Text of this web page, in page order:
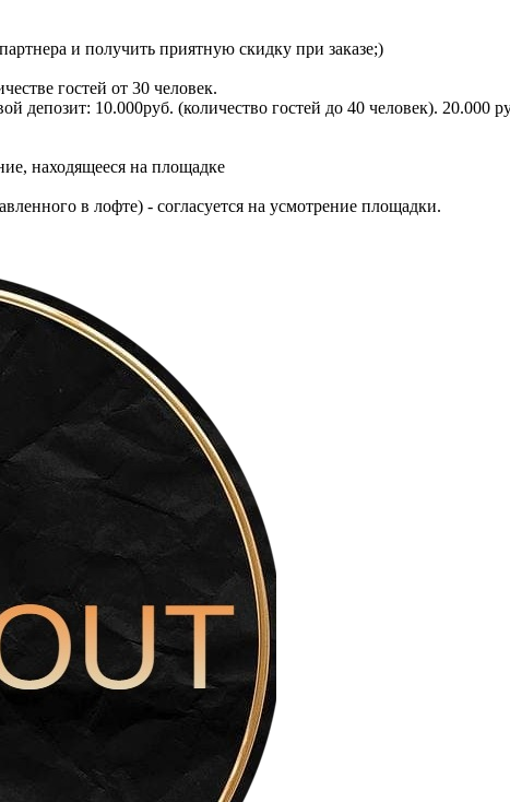
и получить приятную скидку при заказе;)
гостей от 30 человек.
депозит: 10.000руб. (количество гостей до 40 человек).
находящееся на площадке
в лофте) - согласуется на усмотрение площадки.